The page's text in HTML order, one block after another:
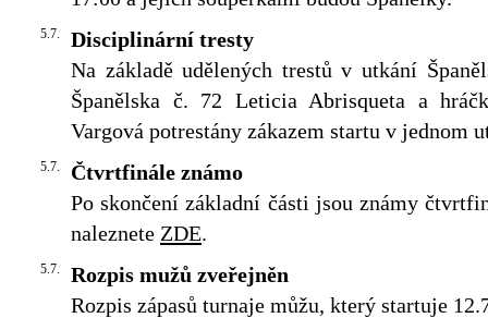
5.7.
Disciplinární tresty
Na základě udělených trestů v utkání
Španělska č. 72 Leticia Abrisqueta a
Vargová potrestány zákazem startu v jednom
5.7.
Čtvrtfinále známo
Po skončení základní části jsou známy
naleznete ZDE.
5.7.
Rozpis mužů zveřejněn
Rozpis zápasů turnaje můžu, který startuje